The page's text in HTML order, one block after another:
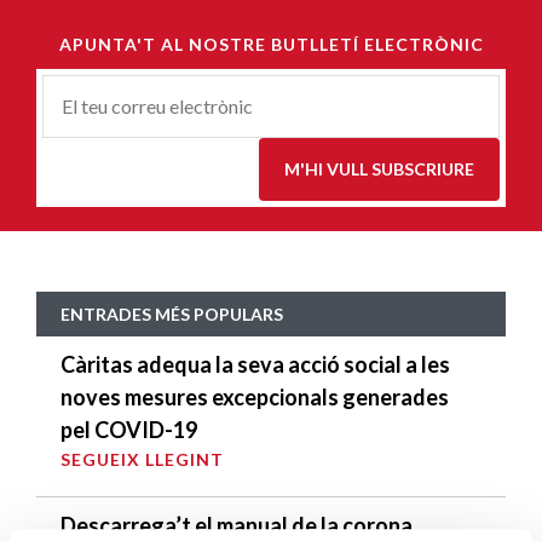
APUNTA'T AL NOSTRE BUTLLETÍ ELECTRÒNIC
Correu-
M'HI VULL SUBSCRIURE
ENTRADES MÉS POPULARS
Càritas adequa la seva acció social a les
noves mesures excepcionals generades
pel COVID-19
SEGUEIX LLEGINT
Descarrega’t el manual de la corona